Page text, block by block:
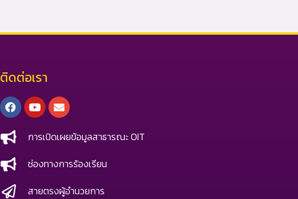
ติดต่อเรา
Facebook
YoutubeEnvelope
การเปิดเผยข้อมูลสาธารณะ OIT
ช่องทางการร้องเรียน
สายตรงผู้อำนวยการ